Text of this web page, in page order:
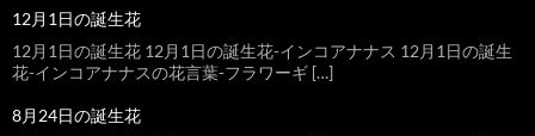
12月1日の誕生花
12月1日の誕生花 12月1日の誕生花-インコアナナス 12月1日の誕生
花-インコアナナスの花言葉-フラワーギ […]
8月24日の誕生花